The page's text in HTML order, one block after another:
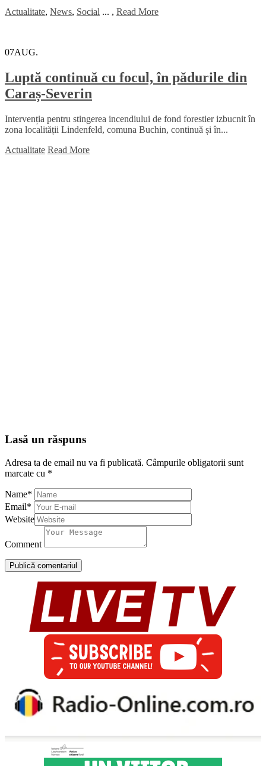
Actualitate, News, Social ... , Read More
07AUG.
Luptă continuă cu focul, în pădurile din
Caraș-Severin
Intervenția pentru stingerea incendiului de fond forestier izbucnit în
zona localității Lindenfeld, comuna Buchin, continuă și în...
Actualitate Read More
Lasă un răspuns
Adresa ta de email nu va fi publicată. Câmpurile obligatorii sunt
marcate cu *
Name*
Email*
Website
Comment